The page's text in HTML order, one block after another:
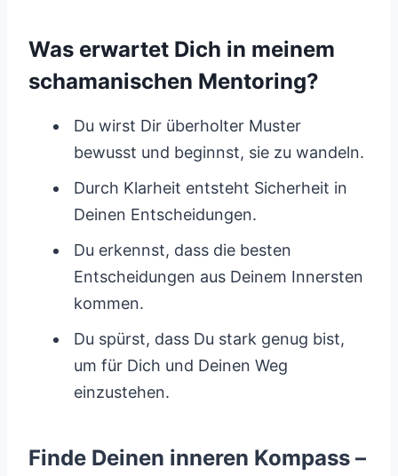
Was erwartet Dich in meinem
schamanischen Mentoring?
Du wirst Dir überholter Muster
bewusst und beginnst, sie zu wandeln.
Durch Klarheit entsteht Sicherheit in
Deinen Entscheidungen.
Du erkennst, dass die besten
Entscheidungen aus Deinem Innersten
kommen.
Du spürst, dass Du stark genug bist,
um für Dich und Deinen Weg
einzustehen.
Finde Deinen inneren Kompass –